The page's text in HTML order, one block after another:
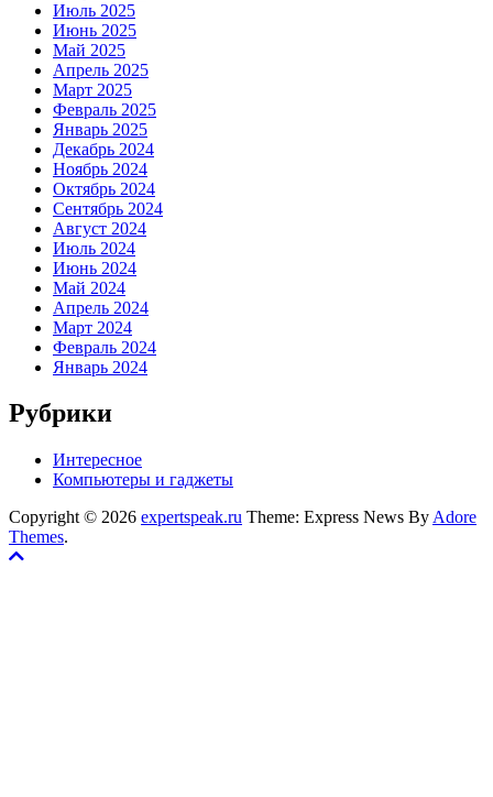
Июль 2025
Июнь 2025
Май 2025
Апрель 2025
Март 2025
Февраль 2025
Январь 2025
Декабрь 2024
Ноябрь 2024
Октябрь 2024
Сентябрь 2024
Август 2024
Июль 2024
Июнь 2024
Май 2024
Апрель 2024
Март 2024
Февраль 2024
Январь 2024
Рубрики
Интересное
Компьютеры и гаджеты
Copyright © 2026 expertspeak.ru Theme: Express News By Adore
Themes.